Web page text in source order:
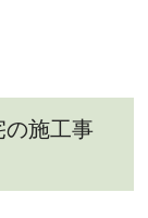
の施工事